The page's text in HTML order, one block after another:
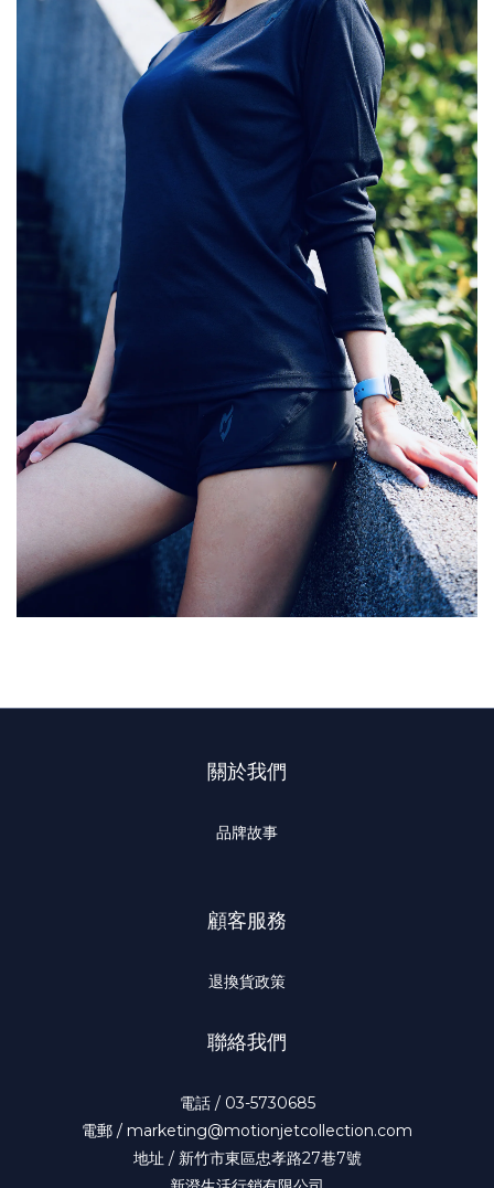
關於我們
品牌故事
顧客服務
退換貨政策
聯絡我們
電話 / 03-5730685
電郵 / marketing@motionjetcollection.com
地址 / 新竹市東區忠孝路27巷7號